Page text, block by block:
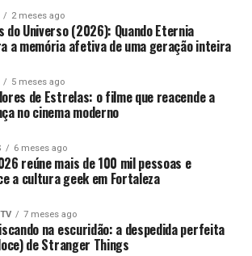
2 meses ago
do Universo (2026): Quando Eternia
a memória afetiva de uma geração inteira
5 meses ago
de Estrelas: o filme que reacende a
no cinema moderno
6 meses ago
reúne mais de 100 mil pessoas e
a cultura geek em Fortaleza
7 meses ago
na escuridão: a despedida perfeita
de Stranger Things